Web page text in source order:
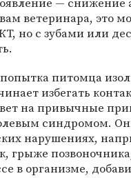
ветеринара, это
но с зубами или
питомца
избегать
на привычные
синдромом. Он
нарушениях,
грыже
в организме,